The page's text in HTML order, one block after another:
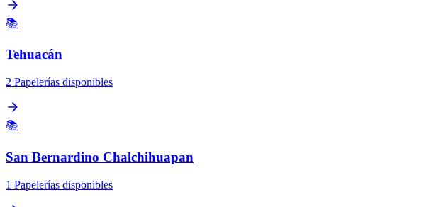
📚
Tehuacán
2 Papelerías disponibles
📚
San Bernardino Chalchihuapan
1 Papelerías disponibles